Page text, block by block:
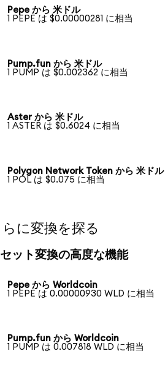
Pepe から 米ドル
1 PEPE は $0.00000281 に相当
Pump.fun から 米ドル
1 PUMP は $0.002362 に相当
Aster から 米ドル
1 ASTER は $0.6024 に相当
Polygon Network Token から 米ドル
1 POL は $0.075 に相当
らに変換を探る
ット変換の高度な機能
Pepe から Worldcoin
1 PEPE は 0.00000930 WLD に相当
Pump.fun から Worldcoin
1 PUMP は 0.007818 WLD に相当